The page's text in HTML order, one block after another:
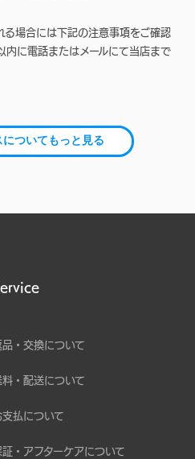
る場合には下記の注意事項をご確認
内に電話またはメールにて当店まで
についてもっと見る
品・交換について
料・配送について
支払について
証・アフターケアについて